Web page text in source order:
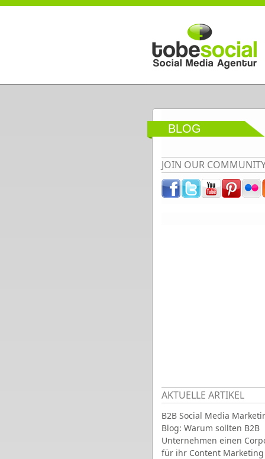
Direkt zum Inhalt
BLOG
JOIN OUR
AKTUELLE ARTIKEL
B2B Social Media
Blog: Warum sollten B2B
Unternehmen einen
für ihr Content Marketing